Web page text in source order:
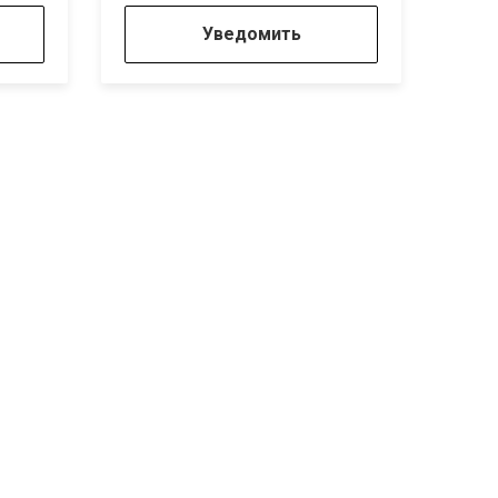
Уведомить